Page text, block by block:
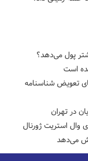
پول می‌دهد؟
است
تعویض شناسنامه
وال استریت ژورنال
می‌دهد